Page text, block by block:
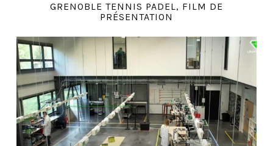
GRENOBLE TENNIS PADEL, FILM DE
PRÉSENTATION